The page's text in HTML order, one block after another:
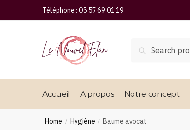
Téléphone : 05 57 69 01 19
Search
Accueil A propos Notre concept
Home / Hygiène / Baume avocat